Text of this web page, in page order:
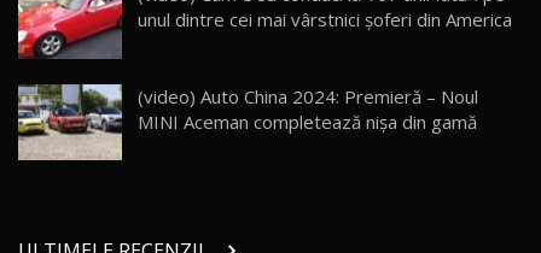
Moldova
32:21
26
AutoBlog.MD
10:57
unul dintre cei mai vârstnici şoferi din America
(video) Auto China 2024: Premieră – Noul
MINI Aceman completează nișa din gamă